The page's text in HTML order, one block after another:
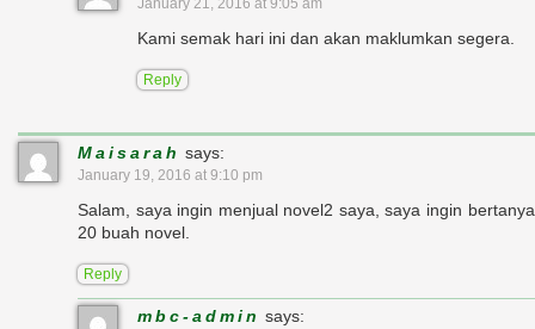
January 21, 2016 at 9:05 am
Kami semak hari ini dan akan maklumkan segera.
Reply
Maisarah says:
January 19, 2016 at 9:10 pm
Salam, saya ingin menjual novel2 saya, saya ingin
20 buah novel.
Reply
mbc-admin says: